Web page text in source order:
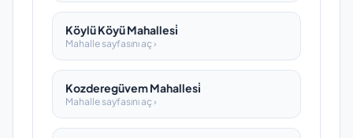
Köylü Köyü Mahallesi̇
Mahalle sayfasını aç ›
Kozderegüvem Mahallesi̇
Mahalle sayfasını aç ›